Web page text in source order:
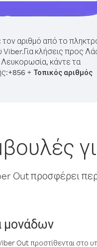
τον αριθμό από το
Viber.Για κλήσεις προς
Λευκορωσία, κάντε τα
+856 + Τοπικός αριθμός
Out προσφέρει
μονάδων
Out προστίθενται στο